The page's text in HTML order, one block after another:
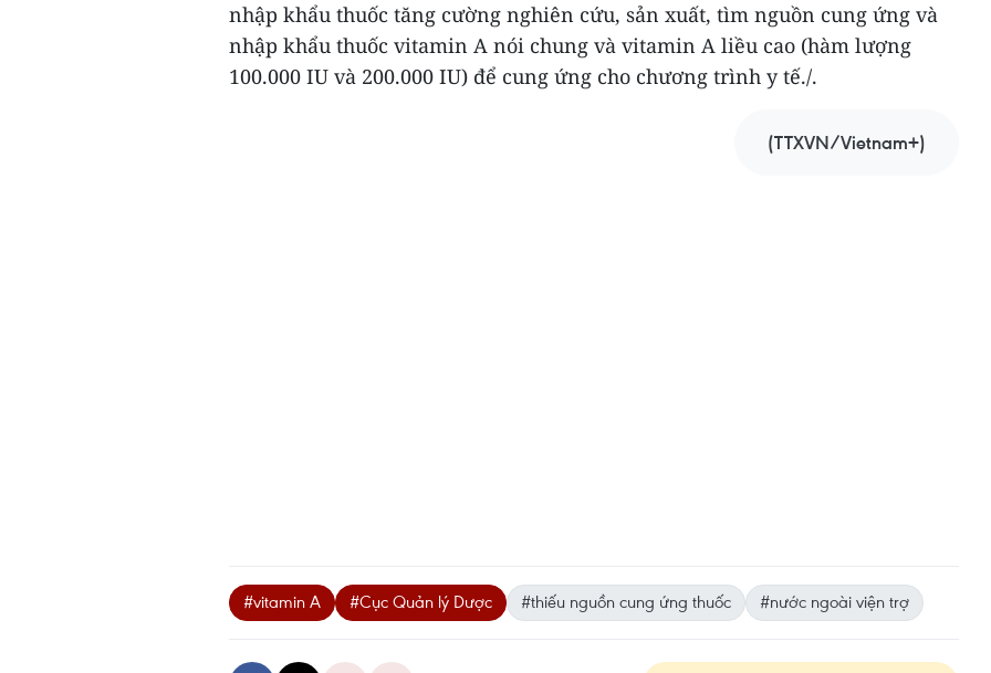
nhập khẩu thuốc tăng cường nghiên cứu, sản xuất, tìm nguồn cung ứng và
nhập khẩu thuốc vitamin A nói chung và vitamin A liều cao (hàm lượng
100.000 IU và 200.000 IU) để cung ứng cho chương trình y tế./.
(TTXVN/Vietnam+)
#vitamin A #Cục Quản lý Dược #thiếu nguồn cung ứng thuốc #nước ngoài viện trợ